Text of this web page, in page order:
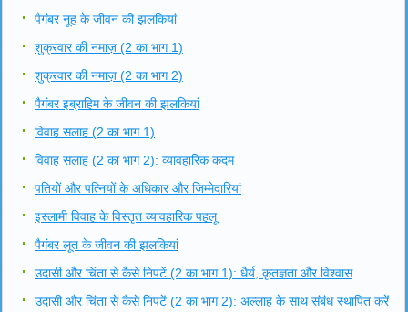
पैगंबर नूह के जीवन की झलकियां
शुक्रवार की नमाज़ (2 का भाग 1)
शुक्रवार की नमाज़ (2 का भाग 2)
पैगंबर इब्राहिम के जीवन की झलकियां
विवाह सलाह (2 का भाग 1)
विवाह सलाह (2 का भाग 2): व्यावहारिक कदम
पतियों और पत्नियों के अधिकार और जिम्मेदारियां
इस्लामी विवाह के विस्तृत व्यावहारिक पहलू
पैगंबर लूत के जीवन की झलकियां
उदासी और चिंता से कैसे निपटें (2 का भाग 1): धैर्य, कृतज्ञता और विश्वास
उदासी और चिंता से कैसे निपटें (2 का भाग 2): अल्लाह के साथ संबंध स्थापित करें